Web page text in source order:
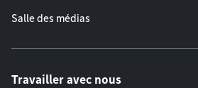
Salle des médias
Travailler avec nous